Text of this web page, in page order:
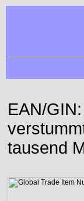
EAN/
tausend